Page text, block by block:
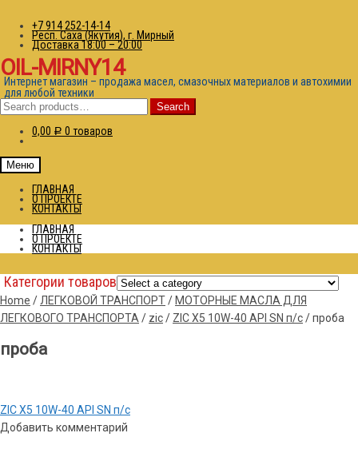
+7 914 252-14-14
Респ. Саха (Якутия), г. Мирный
Доставка 18:00 – 20:00
OIL-MIRNY14
Интернет магазин – продажа масел, смазочных материалов и автохимии
для любой техники
Search
for: Search
0,00 Р 0 товаров
Меню
ГЛАВНАЯ
О ПРОЕКТЕ
КОНТАКТЫ
ГЛАВНАЯ
О ПРОЕКТЕ
КОНТАКТЫ
Категории товаров
Home / ЛЕГКОВОЙ ТРАНСПОРТ/ МОТОРНЫЕ МАСЛА ДЛЯ
ЛЕГКОВОГО ТРАНСПОРТА / zic/ ZIC X5 10W-40 API SN п/с/проба
проба
Навигация
по
Предыдущая
запись:
ZIC X5 10W-40 API SN п/с
Добавить комментарий